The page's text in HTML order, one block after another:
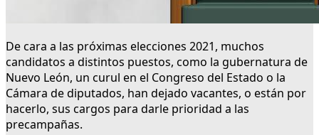
De cara a las próximas elecciones 2021, muchos
candidatos a distintos puestos, como la gubernatura de
Nuevo León, un curul en el Congreso del Estado o la
Cámara de diputados, han dejado vacantes, o están por
hacerlo, sus cargos para darle prioridad a las
precampañas.